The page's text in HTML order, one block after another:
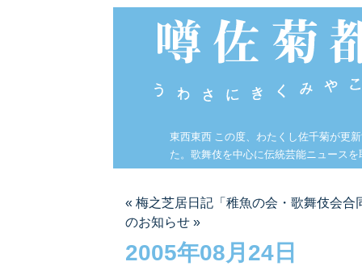
東西東西 この度、わたくし佐千菊が更
た。歌舞伎を中心に伝統芸能ニュース
« 梅之芝居日記「稚魚の会・歌舞伎会合
のお知らせ »
2005年08月24日